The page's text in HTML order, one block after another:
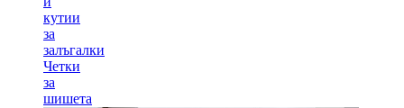
кутии
за
залъгалки
Четки
за
шишета